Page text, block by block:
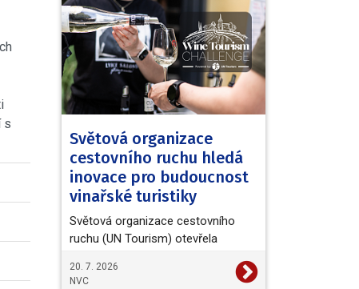
s
Světová organizace
cestovního ruchu hledá
inovace pro budoucnost
vinařské turistiky
Světová organizace cestovního
ruchu (UN Tourism) otevřela
Tourism Innovation Challenge,…
20. 7. 2026
NVC